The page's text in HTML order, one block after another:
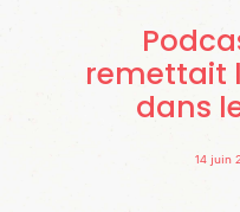
remettait
dans
14 juin